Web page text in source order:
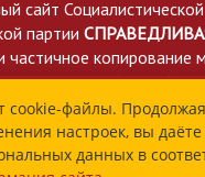
сайт Социалистической
партии
частичное копирование
со ссылкой на сайт
обработки
сайта spravedlivo.ru
cookie-файлы.
настроек, вы даёте
данных в